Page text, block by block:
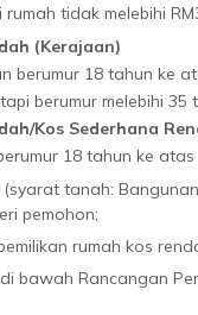
tidak melebihi
(Kerajaan)
berumur 18 tahun ke
berumur melebihi 35
Kos Sederhana
18 tahun ke atas
tanah:
pemohon;
rumah kos
bawah Rancangan